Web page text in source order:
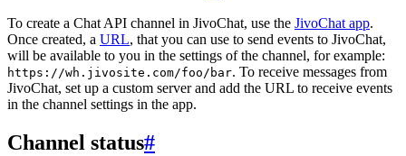
To create a Chat API channel in JivoChat, use the JivoChat app.
Once created, a URL, that you can use to send events to JivoChat,
will be available to you in the settings of the channel, for example:
https://wh.jivosite.com/foo/bar. To receive messages from
JivoChat, set up a custom server and add the URL to receive events
in the channel settings in the app.
Channel status#